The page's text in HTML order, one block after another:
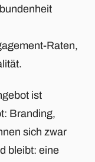
Raten,
ist
Branding,
sich zwar
bleibt: eine